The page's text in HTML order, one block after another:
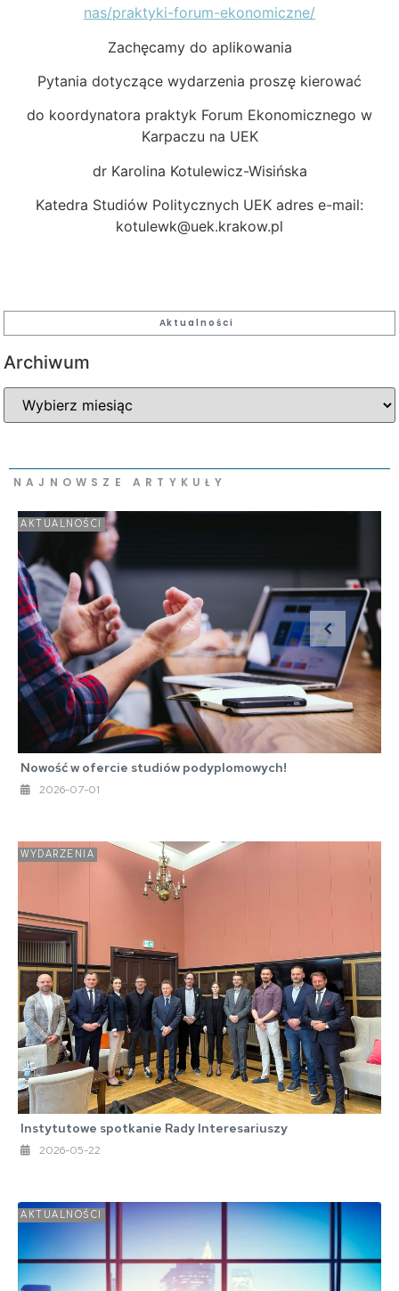
nas/praktyki-forum-ekonomiczne/
Zachęcamy do aplikowania
Pytania dotyczące wydarzenia proszę kierować
do koordynatora praktyk Forum Ekonomicznego w
Karpaczu na UEK
dr Karolina Kotulewicz-Wisińska
Katedra Studiów Politycznych UEK adres e-mail:
kotulewk@uek.krakow.pl
Aktualności
Archiwum
NAJNOWSZE ARTYKUŁY
AKTUALNOŚCI
Nowość w ofercie studiów podyplomowych!
2026-07-01
WYDARZENIA
Instytutowe spotkanie Rady Interesariuszy
2026-05-22
AKTUALNOŚCI